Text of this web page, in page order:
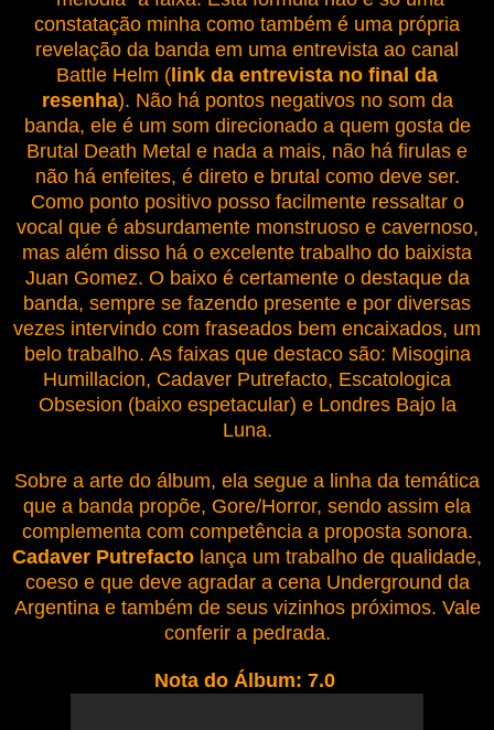
constatação minha como também é uma própria
revelação da banda em uma entrevista ao canal
Battle Helm (link da entrevista no final da
resenha). Não há pontos negativos no som da
banda, ele é um som direcionado a quem gosta de
Brutal Death Metal e nada a mais, não há firulas e
não há enfeites, é direto e brutal como deve ser.
Como ponto positivo posso facilmente ressaltar o
vocal que é absurdamente monstruoso e cavernoso,
mas além disso há o excelente trabalho do baixista
Juan Gomez. O baixo é certamente o destaque da
banda, sempre se fazendo presente e por diversas
vezes intervindo com fraseados bem encaixados, um
belo trabalho. As faixas que destaco são: Misogina
Humillacion, Cadaver Putrefacto, Escatologica
Obsesion (baixo espetacular) e Londres Bajo la
Luna.
Sobre a arte do álbum, ela segue a linha da temática
que a banda propõe, Gore/Horror, sendo assim ela
complementa com competência a proposta sonora.
Cadaver Putrefacto lança um trabalho de qualidade,
coeso e que deve agradar a cena Underground da
Argentina e também de seus vizinhos próximos. Vale
conferir a pedrada.
Nota do Álbum: 7.0